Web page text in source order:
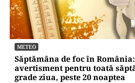
METEO
Săptămâna de foc în
avertisment pentru toată
grade ziua, peste 20 noaptea